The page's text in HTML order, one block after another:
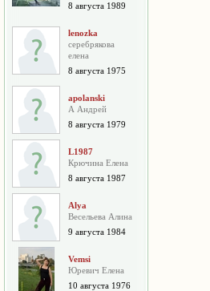
8 августа 1989
lenozka
серебрякова
елена
8 августа 1975
apolanski
А Андрей
8 августа 1979
L1987
Крючина Елена
8 августа 1987
Alya
Весельева Алина
9 августа 1984
Vemsi
Юревич Елена
10 августа 1976